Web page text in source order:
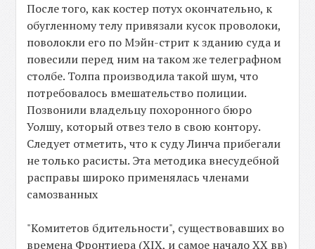
После того, как костер потух окончательно, к
обугленному телу привязали кусок проволоки,
поволокли его по Мэйн-стрит к зданию суда и
повесили перед ним на таком же телеграфном
столбе. Толпа производила такой шум, что
потребовалось вмешательство полиции.
Позвонили владельцу похоронного бюро
Уолшу, который отвез тело в свою контору.
Следует отметить, что к суду Линча прибегали
не только расисты. Эта методика внесудебной
расправы широко применялась членами
самозванных
"Комитетов бдительности", существовавших во
времена Фронтиера (XIX, и самое начало XX вв)